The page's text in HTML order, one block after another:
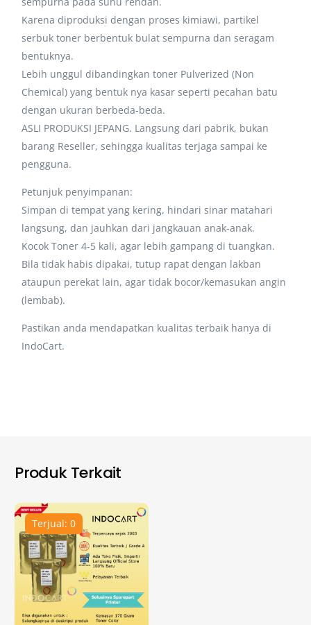
Karena diproduksi dengan proses kimiawi, partikel
serbuk toner berbentuk bulat sempurna dan seragam
bentuknya.
Lebih unggul dibandingkan toner Pulverized (Non
Chemical) yang bentuk nya kasar seperti pecahan batu
dengan ukuran berbeda-beda.
ASLI PRODUKSI JEPANG. Langsung dari pabrik, bukan
barang Reseller, sehingga kualitas terjaga sampai ke
pengguna.
Petunjuk penyimpanan:
Simpan di tempat yang kering, hindari sinar matahari
langsung, dan jauhkan dari jangkauan anak-anak.
Kocok Toner 4-5 kali, agar lebih gampang di tuangkan.
Bila tidak habis dipakai, tutup rapat dengan lakban
ataupun perekat lain, agar tidak bocor/kemasukan angin
(lembab).
Pastikan anda mendapatkan kualitas terbaik hanya di
IndoCart.
Produk Terkait
Terjual: 0